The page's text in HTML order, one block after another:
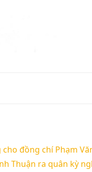
đồng chí Phạm
Thuận ra quân kỳ